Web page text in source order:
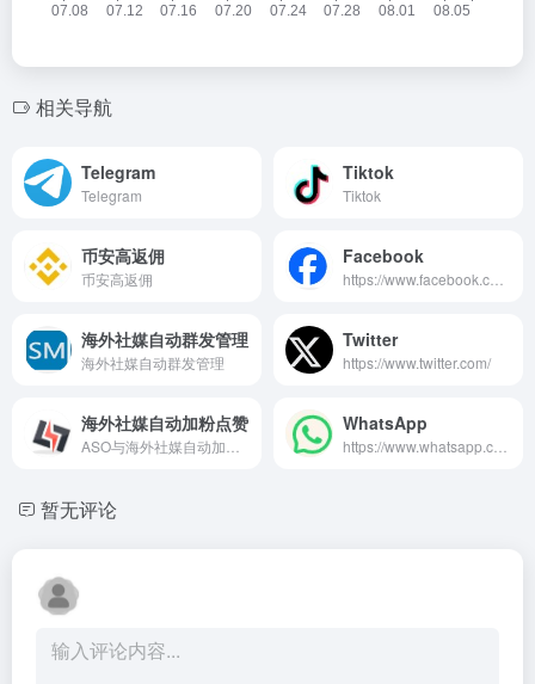
相关导航
Telegram
Telegram
Tiktok
Tiktok
币安高返佣
币安高返佣
Facebook
海外社媒自动群发管理
海外社媒自动群发管理
Twitter
https://www.twitter.com/
海外社媒自动加粉点赞 WhatsApp
暂无评论